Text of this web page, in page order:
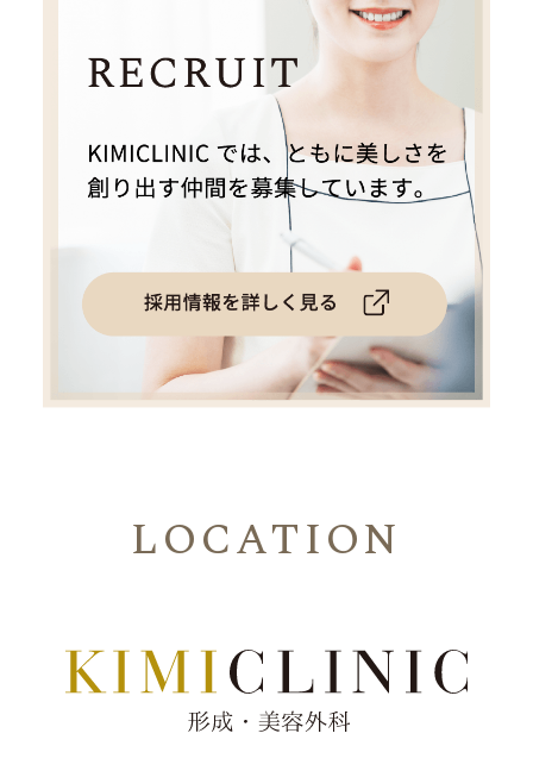
LOCATION